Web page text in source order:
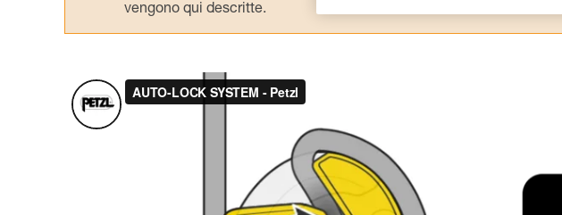
vengono qui descritte.